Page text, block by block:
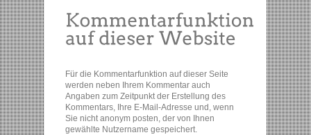
Für die Kommentarfunktion auf dieser Seite
werden neben Ihrem Kommentar auch
Angaben zum Zeitpunkt der Erstellung des
Kommentars, Ihre E-Mail-Adresse und, wenn
Sie nicht anonym posten, der von Ihnen
gewählte Nutzername gespeichert.